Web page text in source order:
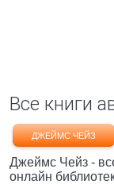
Все книги
ДЖЕЙМС ЧЕЙЗ
Джеймс Чейз -
онлайн